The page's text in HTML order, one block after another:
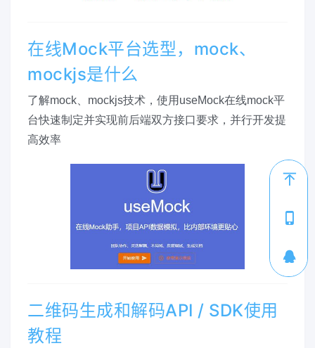
在线Mock平台选型，mock、
mockjs是什么
了解mock、mockjs技术，使用useMock在线mock平
台快速制定并实现前后端双方接口要求，并行开发提
高效率
二维码生成和解码API / SDK使用
教程